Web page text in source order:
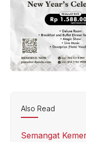
Also Read
Semangat